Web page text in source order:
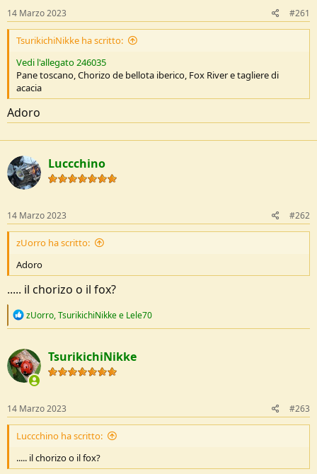
s
c
u
s
s
i
o
n
e
o
14 Marzo 2023 #261
TsurikichiNikke ha scritto:
Vedi l'allegato 246035
Pane toscano, Chorizo de bellota iberico, Fox River e tagliere di
acacia
Adoro
Luccchino
14 Marzo 2023 #262
zUorro ha scritto:
Adoro
..... il chorizo o il fox?
R
c
t
i
o
s
:
zUorro,TsurikichiNikkee Lele70
TsurikichiNikke
14 Marzo 2023 #263
Luccchino ha scritto:
..... il chorizo o il fox?